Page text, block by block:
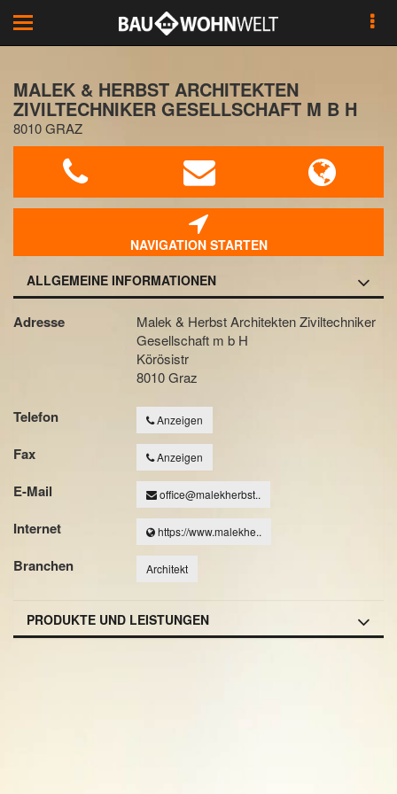
Toggle
navigation
MALEK & HERBST ARCHITEKTEN
ZIVILTECHNIKER GESELLSCHAFT M B H
8010 GRAZ
NAVIGATION STARTEN
ALLGEMEINE INFORMATIONEN
Adresse
Malek & Herbst Architekten Ziviltechniker
Gesellschaft m b H
Körösistr
8010 Graz
Telefon Anzeigen
Fax Anzeigen
E-Mail office@malekherbst..
Internet https://www.malekhe..
Branchen Architekt
PRODUKTE UND LEISTUNGEN